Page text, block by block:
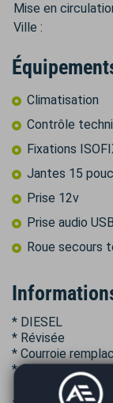
Mise en
Ville :
Climatisation
Contrôle
Fixations
Jantes 15
Prise 12v
Prise audio USB
Roue secours
* DIESEL
* Révisée
* Courroie
* Contrôle